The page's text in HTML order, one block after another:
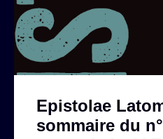
Epistolae
sommaire du